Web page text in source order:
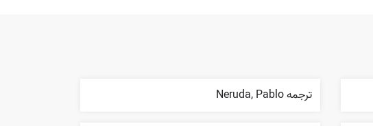
ترجمه Neruda, Pablo